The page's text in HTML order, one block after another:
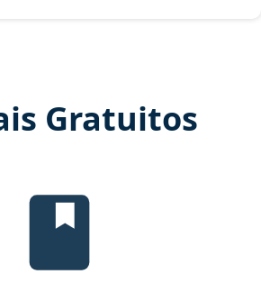
Gratuitos
Temas mais cobrados, material